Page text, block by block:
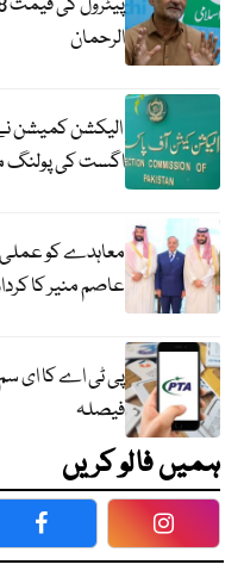
الرحمان
اگست کی پولنگ
معاہدے کو
عاصم منیر کا
پی ٹی اے کا ای
فیصلہ
ہمیں فالو کریں
Facebook